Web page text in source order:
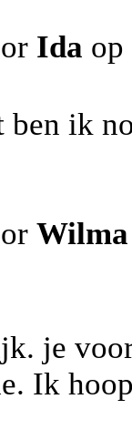
Ida op
ben ik
Wilma
je
Ik